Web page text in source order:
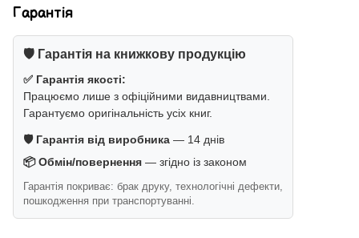
Гарантія
🛡️ Гарантія на книжкову продукцію
✅ Гарантія якості:
Працюємо лише з офіційними видавництвами.
Гарантуємо оригінальність усіх книг.
🛡️ Гарантія від виробника — 14 днів
📦 Обмін/повернення — згідно із законом
Гарантія покриває: брак друку, технологічні дефекти,
пошкодження при транспортуванні.